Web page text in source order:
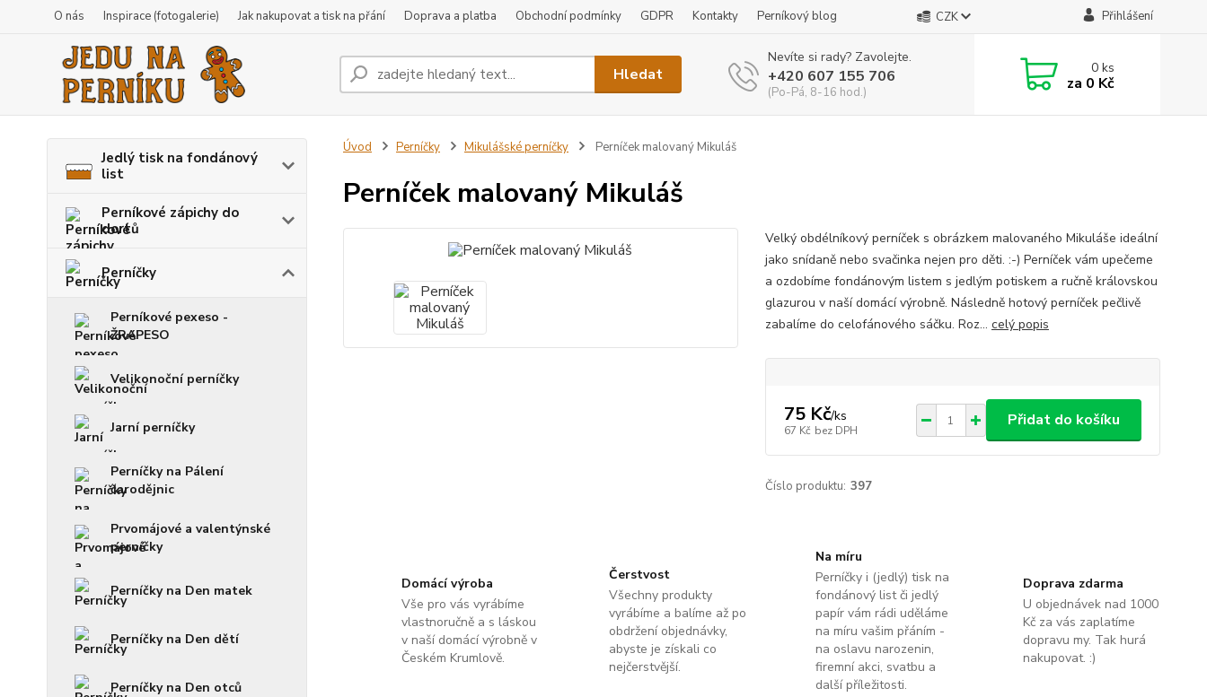
O nás Inspirace (fotogalerie) Jak nakupovat a tisk na přání Doprava a platba Obchodní podmínky GDPR Kontakty Perníkový blog CZK Přihlášení
Hledat
Nevíte si rady? Zavolejte.
+420 607 155 706
(Po-Pá, 8-16 hod.)
0ks
za 0 Kč
Jedlý tisk na fondánový
list
Perníkové zápichy do
dortů
Perníčky
Perníkové pexeso -
ŽRAPESO
Velikonoční perníčky
Jarní perníčky
Perníčky na Pálení
čarodějnic
Prvomájové a valentýnské
perníčky
Perníčky na Den matek
Perníčky na Den dětí
Perníčky na Den otců
Úvod Perníčky Mikulášské perníčky Perníček malovaný Mikuláš
Perníček malovaný Mikuláš
Velký obdélníkový perníček s obrázkem malovaného Mikuláše ideální
jako snídaně nebo svačinka nejen pro děti. :-) Perníček vám upečeme
a ozdobíme fondánovým listem s jedlým potiskem a ručně královskou
glazurou v naší domácí výrobně. Následně hotový perníček pečlivě
zabalíme do celofánového sáčku. Roz... celý popis
75 Kč/ks
67 Kč bez DPH
Přidat do košíku
Číslo produktu: 397
Domácí výroba
Vše pro vás vyrábíme
vlastnoručně a s láskou
v naší domácí výrobně v
Českém Krumlově.
Čerstvost
Všechny produkty
vyrábíme a balíme až po
obdržení objednávky,
abyste je získali co
nejčerstvější.
Na míru
Perníčky i (jedlý) tisk na
fondánový list či jedlý
papír vám rádi uděláme
na míru vašim přáním -
na oslavu narozenin,
firemní akci, svatbu a
další příležitosti.
Doprava zdarma
U objednávek nad 1000
Kč za vás zaplatíme
dopravu my. Tak hurá
nakupovat. :)